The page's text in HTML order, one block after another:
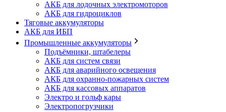
АКБ для лодочных электромоторов
АКБ для гидроциклов
Тяговые аккумуляторы
АКБ для ИБП
Промышленные аккумуляторы
Подъёмники, штабелеры
АКБ для систем связи
АКБ для аварийного освещения
АКБ для охранно-пожарных систем
АКБ для кассовых аппаратов
Электро и гольф кары
Электропогрузчики